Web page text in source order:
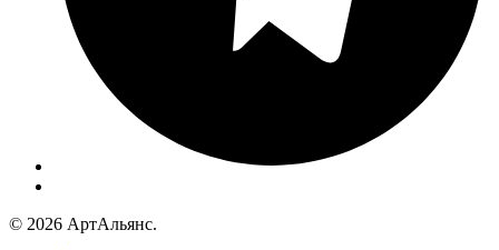
© 2026 АртАльянс.